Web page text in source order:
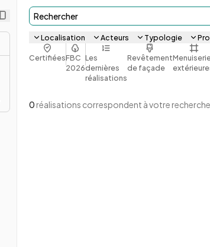
Rechercher
Localisation Acteurs Typologie
CertifiéesFBC
2026
Les
dernières
réalisations
Revêtement
de façade
0 réalisations correspondent à votre recherche